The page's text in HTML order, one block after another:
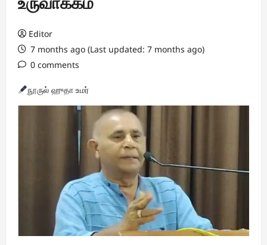
Editor
7 months ago (Last updated: 7 months ago)
0 comments
நூருல் ஹுதா உமர்